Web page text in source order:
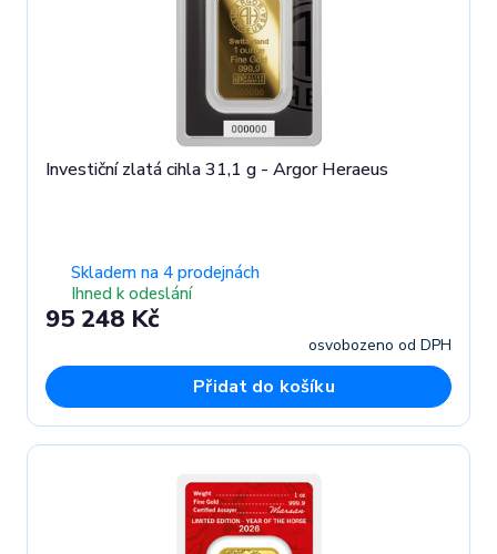
Investiční zlatá cihla 31,1 g - Argor Heraeus
Skladem na 4 prodejnách
Ihned k odeslání
95 248 Kč
osvobozeno od DPH
Přidat do košíku